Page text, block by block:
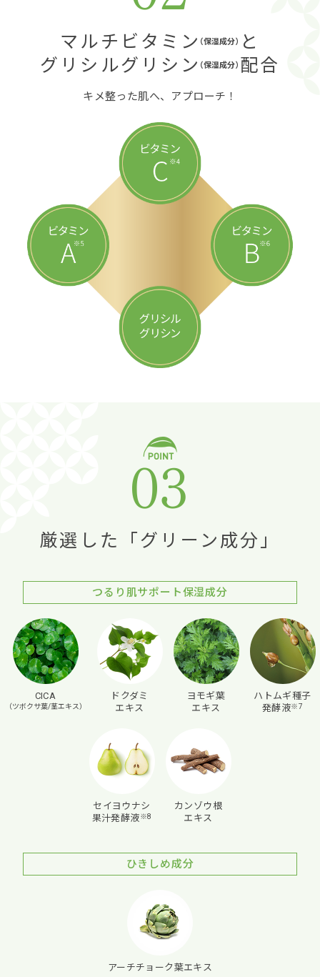
マルチビタミン（保湿成分）
と
グリシルグリシン（保湿成分）配合
キメ整った肌へ、アプローチ！
厳選した「グリーン成分」
つるり肌サポート保湿成分
CICA
（ツボクサ葉/茎エキス）
ドクダミ
エキス
ヨモギ葉
エキス
ハトムギ種子
発酵液※7
セイヨウナシ
果汁発酵液※8
カンゾウ根
エキス
ひきしめ成分
アーチチョーク葉エキス